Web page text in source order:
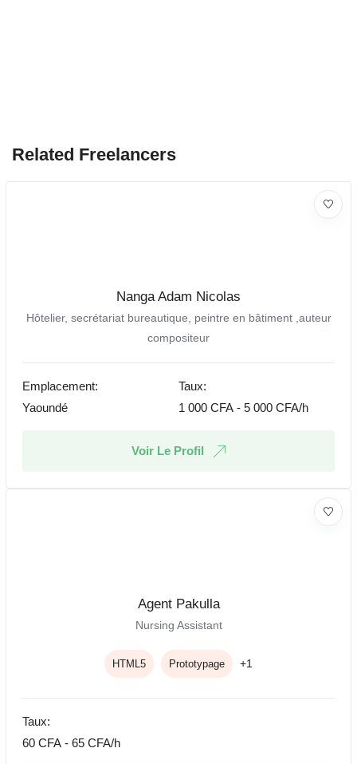
Related Freelancers
Nanga Adam Nicolas
Hôtelier, secrétariat bureautique, peintre en bâtiment ,auteur
compositeur
Emplacement:
Yaoundé
Taux:
1 000 CFA - 5 000 CFA/h
Voir Le Profil
Agent Pakulla
Nursing Assistant
HTML5 Prototypage +1
Taux:
60 CFA - 65 CFA/h